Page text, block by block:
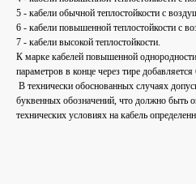
5 - кабели обычной теплостойкости с
6 - кабели повышенной теплостойкости с
7 - кабели высокой теплостойкости.
К марке кабелей повышенной
параметров в конце через тире
В технически обоснованных случаях
буквенных обозначений, что должно быть
технических условиях на кабель